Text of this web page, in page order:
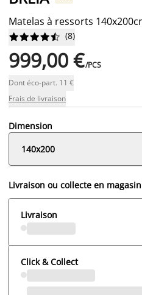
Matelas à ressorts





 (8)
999,00 €/PCS
Dont éco-part. 11 €
Frais de livraison
Dimension
140x200
Livraison ou collecte en magasin
Livraison
Click & Collect